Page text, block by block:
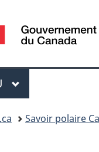
PRINCIPAL
Savoir polaire